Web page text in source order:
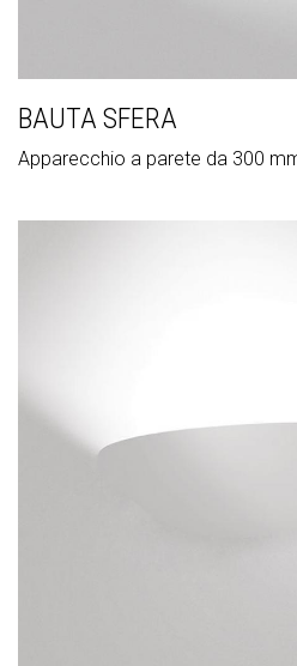
BAUTA SFERA
Apparecchio a parete da 300